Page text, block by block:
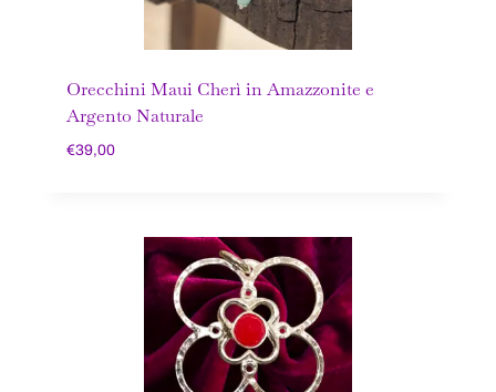
Orecchini Maui Cherì in Amazzonite e
Argento Naturale
€39,00